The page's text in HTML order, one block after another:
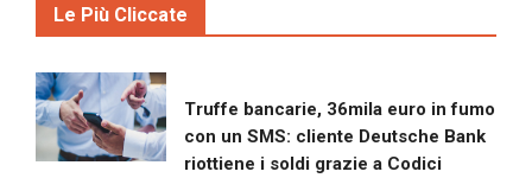
Le Più Cliccate
Truffe bancarie, 36mila euro in fumo
con un SMS: cliente Deutsche Bank
riottiene i soldi grazie a Codici